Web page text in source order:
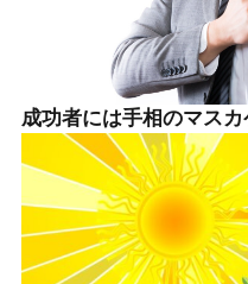
成功者には手相のマス